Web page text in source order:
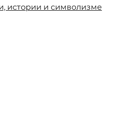
истории и символизме